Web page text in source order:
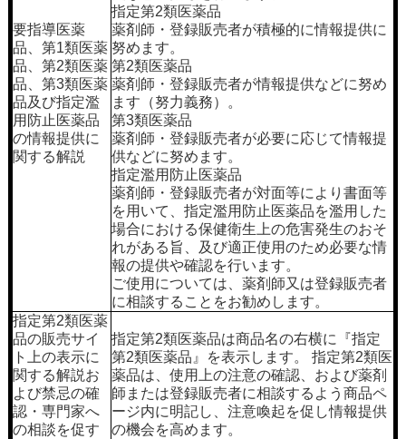
要指導医薬
品、第1類医薬
品、第2類医薬
品、第3類医薬
品及び指定濫
用防止医薬品
の情報提供に
関する解説
指定第2類医薬品
薬剤師・登録販売者が積極的に情報提供に
努めます。
第2類医薬品
薬剤師・登録販売者が情報提供などに努め
ます（努力義務）。
第3類医薬品
薬剤師・登録販売者が必要に応じて情報提
供などに努めます。
指定濫用防止医薬品
薬剤師・登録販売者が対面等により書面等
を用いて、指定濫用防止医薬品を濫用した
場合における保健衛生上の危害発生のおそ
れがある旨、及び適正使用のため必要な情
報の提供や確認を行います。
ご使用については、薬剤師又は登録販売者
に相談することをお勧めします。
指定第2類医薬
品の販売サイ
ト上の表示に
関する解説お
よび禁忌の確
認・専門家へ
の相談を促す
指定第2類医薬品は商品名の右横に『指定
第2類医薬品』を表示します。 指定第2類医
薬品は、使用上の注意の確認、および薬剤
師または登録販売者に相談するよう商品ペ
ージ内に明記し、注意喚起を促し情報提供
の機会を高めます。